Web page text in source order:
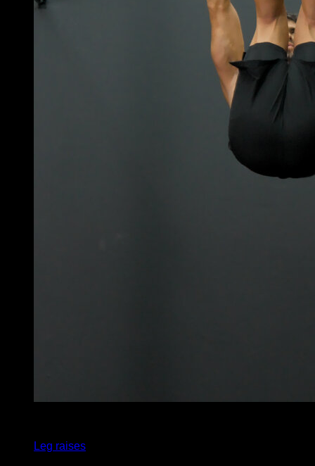
Leg raises